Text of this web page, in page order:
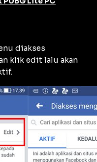
diakses
klik edit lalu akan